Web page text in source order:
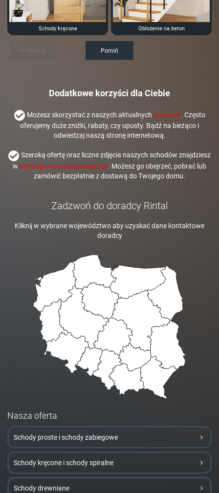
Schody kręcone Obłożenie na beton
Pomiń
Dodatkowe korzyści dla Ciebie
Możesz skorzystać z naszych aktualnych promocji. Często
oferujemy duże zniżki, rabaty, czy upusty. Bądź na bieżąco i
odwiedzaj naszą stronę internetową.
Szeroką ofertę oraz liczne zdjęcia naszych schodów znajdziesz
w katalogu naszych produktów. Możesz go obejrzeć, pobrać lub
zamówić bezpłatnie z dostawą do Twojego domu.
Zadzwoń do doradcy Rintal
Kliknij w wybrane województwo aby uzyskać dane kontaktowe
doradcy
Nasza oferta
Schody proste i schody zabiegowe
Schody kręcone i schody spiralne
Schody drewniane